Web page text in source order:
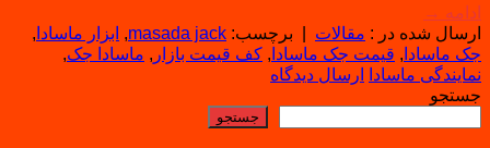
ادامه →
ارسال شده در : مقالات برچسب: masada jack
, ابزار ماسادا ,
جک ماسادا , قیمت جک ماسادا , کف قیمت بازار , ماسادا جک,
نمایندگی ماسادا
ارسال دیدگاه
جستجو
جستجو